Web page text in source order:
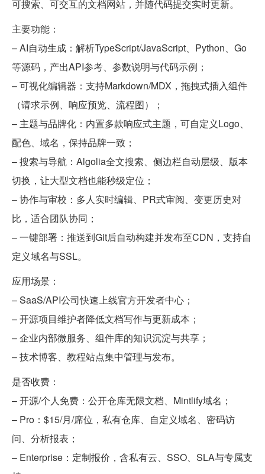
可搜索、可交互的文档网站，并随代码提交实时更新。
主要功能：
– AI自动生成：解析TypeScript/JavaScript、Python、Go
等源码，产出API参考、参数说明与代码示例；
– 可视化编辑器：支持Markdown/MDX，拖拽式插入组件
（请求示例、响应预览、流程图）；
– 主题与品牌化：内置多款响应式主题，可自定义Logo、
配色、域名，保持品牌一致；
– 搜索与导航：Algolia全文搜索、侧边栏自动层级、版本
切换，让大型文档也能秒级定位；
– 协作与审校：多人实时编辑、PR式审阅、变更历史对
比，适合团队协同；
– 一键部署：推送到Git后自动构建并发布至CDN，支持自
定义域名与SSL。
应用场景：
– SaaS/API公司快速上线官方开发者中心；
– 开源项目维护者降低文档写作与更新成本；
– 企业内部微服务、组件库的知识沉淀与共享；
– 技术博客、教程站点集中管理与发布。
是否收费：
– 开源/个人免费：公开仓库无限文档、Mintlify域名；
– Pro：$15/月/席位，私有仓库、自定义域名、密码访
问、分析报表；
– Enterprise：定制报价，含私有云、SSO、SLA与专属支